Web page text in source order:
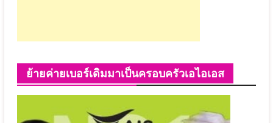
ย้ายค่ายเบอร์เดิมมาเป็นครอบครัวเอไอเอส